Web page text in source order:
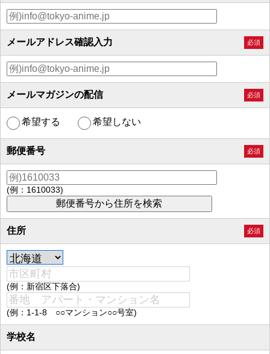
メールアドレス確認入力 必須
メールマガジンの配信 必須
希望する 希望しない
郵便番号 必須
(例：1610033)
住所 必須
(例：新宿区下落合)
(例：1-1-8 ○○マンション○○号室)
学校名